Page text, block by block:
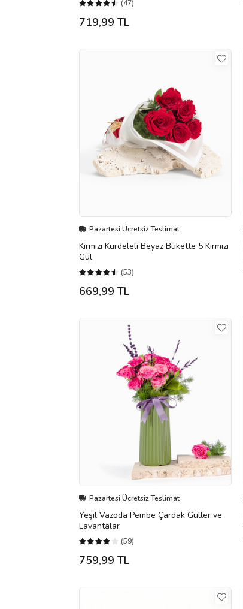
(47)
719,99 TL
Pazartesi Ücretsiz Teslimat
Kırmızı Kurdeleli Beyaz Bukette 5 Kırmızı
Gül
(53)
669,99 TL
Pazartesi Ücretsiz Teslimat
Yeşil Vazoda Pembe Çardak Güller ve
Lavantalar
(59)
759,99 TL